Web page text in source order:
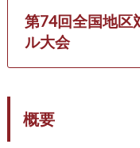
第74回全国地区
ル大会
概要